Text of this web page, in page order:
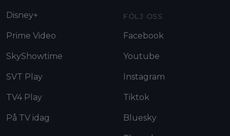
Disney+
Prime Video
SkyShowtime
SVT Play
TV4 Play
På TV idag
FÖLJ OSS
Facebook
Youtube
Instagram
Tiktok
Bluesky